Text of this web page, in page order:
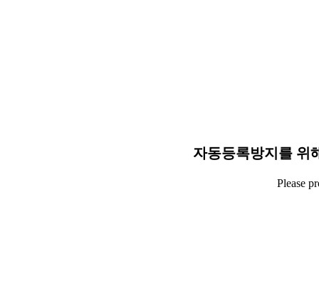
자동등록방지를 위
Please